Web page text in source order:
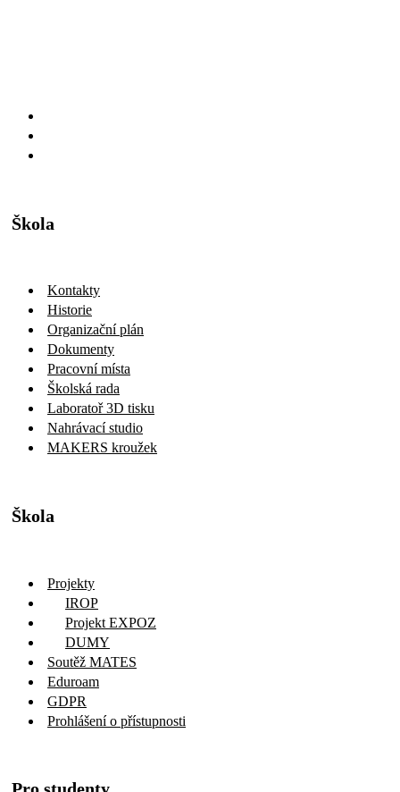
Škola
Kontakty
Historie
Organizační plán
Dokumenty
Pracovní místa
Školská rada
Laboratoř 3D tisku
Nahrávací studio
MAKERS kroužek
Škola
Projekty
IROP
Projekt EXPOZ
DUMY
Soutěž MATES
Eduroam
GDPR
Prohlášení o přístupnosti